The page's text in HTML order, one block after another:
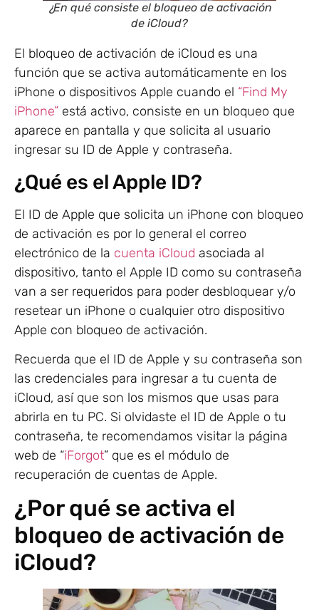
¿En qué consiste el bloqueo de activación
de iCloud?
El bloqueo de activación de iCloud es una
función que se activa automáticamente en los
iPhone o dispositivos Apple cuando el “Find My
iPhone” está activo, consiste en un bloqueo que
aparece en pantalla y que solicita al usuario
ingresar su ID de Apple y contraseña.
¿Qué es el Apple ID?
El ID de Apple que solicita un iPhone con bloqueo
de activación es por lo general el correo
electrónico de la cuenta iCloud asociada al
dispositivo, tanto el Apple ID como su contraseña
van a ser requeridos para poder desbloquear y/o
resetear un iPhone o cualquier otro dispositivo
Apple con bloqueo de activación.
Recuerda que el ID de Apple y su contraseña son
las credenciales para ingresar a tu cuenta de
iCloud, así que son los mismos que usas para
abrirla en tu PC. Si olvidaste el ID de Apple o tu
contraseña, te recomendamos visitar la página
web de “iForgot” que es el módulo de
recuperación de cuentas de Apple.
¿Por qué se activa el
bloqueo de activación de
iCloud?